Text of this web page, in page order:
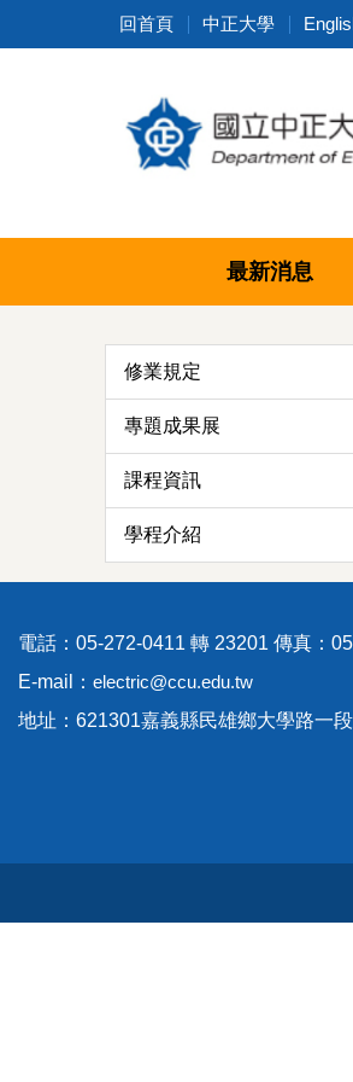
到
回首頁 中正大學
最新消息
修業規定
專題成果展
課程資訊
學程介紹
電話：05-272-0411 轉 23201 傳真：
E-mail： electric@ccu.edu.tw
地址：621301嘉義縣民雄鄉大學路一